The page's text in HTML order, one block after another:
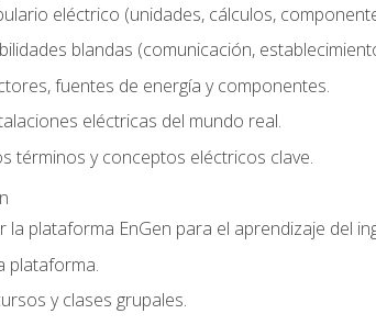
eléctrico (unidades, cálculos,
blandas (comunicación,
fuentes de energía y componentes.
eléctricas del mundo real.
términos y conceptos eléctricos clave.
la plataforma EnGen para el aprendizaje del
plataforma.
y clases grupales.